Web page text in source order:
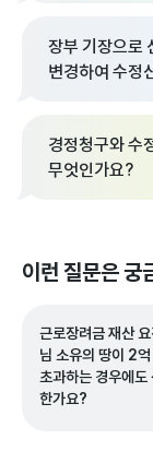
장부 기장으로
변경하여 수정
경정청구와 수
무엇인가요?
이런 질문은 궁
근로장려금 재산
님 소유의 땅이 2
초과하는 경우에도
한가요?